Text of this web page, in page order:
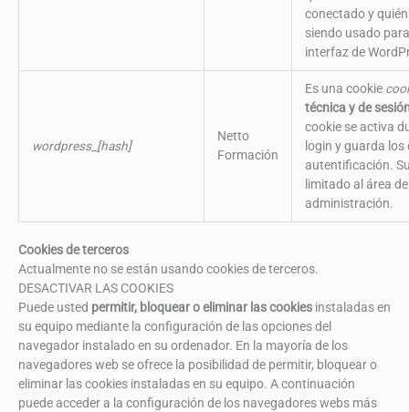
conectado y quién
siendo usado
interfaz de
wordpress_[hash]
Netto
Formación
Es una cookie
técnica y de
cookie se activa
login y guarda los
autentificación.
limitado al área de
administración.
Cookies de terceros
Actualmente no se están usando cookies de terceros.
DESACTIVAR LAS COOKIES
Puede usted permitir, bloquear o eliminar las cookies instaladas en
su equipo mediante la configuración de las opciones del
navegador instalado en su ordenador. En la mayoría de los
navegadores web se ofrece la posibilidad de permitir, bloquear o
eliminar las cookies instaladas en su equipo. A continuación
puede acceder a la configuración de los navegadores webs más